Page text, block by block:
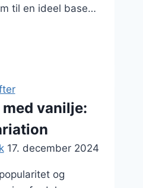
til en ideel base…
vanilje:
17. december 2024
og